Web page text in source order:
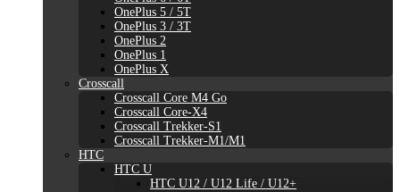
OnePlus 5 / 5T
OnePlus 3 / 3T
OnePlus 2
OnePlus 1
OnePlus X
Crosscall
Crosscall Core M4 Go
Crosscall Core-X4
Crosscall Trekker-S1
Crosscall Trekker-M1/M1
HTC
HTC U
HTC U12 / U12 Life / U12+